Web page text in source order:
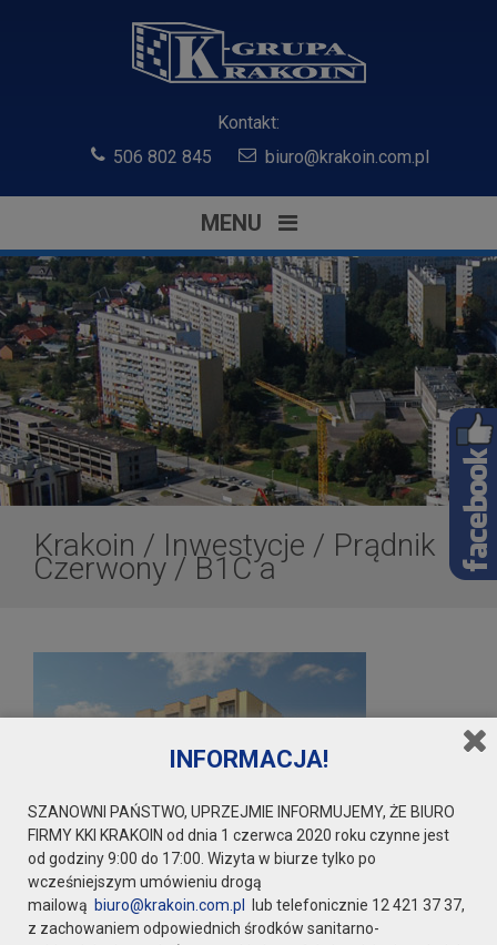
Kontakt:
506 802 845
biuro@krakoin.com.pl
MENU
Krakoin / Inwestycje / Prądnik
Czerwony/ B1C a
INFORMACJA!
SZANOWNI PAŃSTWO, UPRZEJMIE INFORMUJEMY, ŻE BIURO
FIRMY KKI KRAKOIN od dnia 1 czerwca 2020 roku czynne jest
od godziny 9:00 do 17:00. Wizyta w biurze tylko po
wcześniejszym umówieniu drogą
mailową biuro@krakoin.com.pl lub telefonicznie 12 421 37 37,
z zachowaniem odpowiednich środków sanitarno-